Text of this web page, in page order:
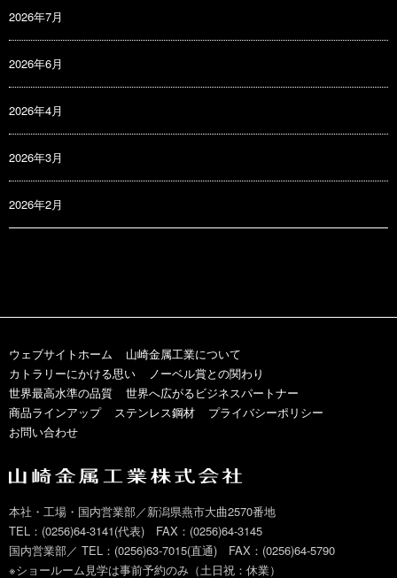
2026年7月
2026年6月
2026年4月
2026年3月
2026年2月
ウェブサイトホーム
山崎金属工業について
カトラリーにかける思い
ノーベル賞との関わり
世界最高水準の品質
世界へ広がるビジネスパートナー
商品ラインアップ
ステンレス鋼材
プライバシーポリシー
お問い合わせ
本社・工場・国内営業部／新潟県燕市大曲2570番地
TEL：(0256)64-3141(代表) FAX：(0256)64-3145
国内営業部／ TEL：(0256)63-7015(直通) FAX：(0256)64-5790
※ショールーム見学は事前予約のみ（土日祝：休業）